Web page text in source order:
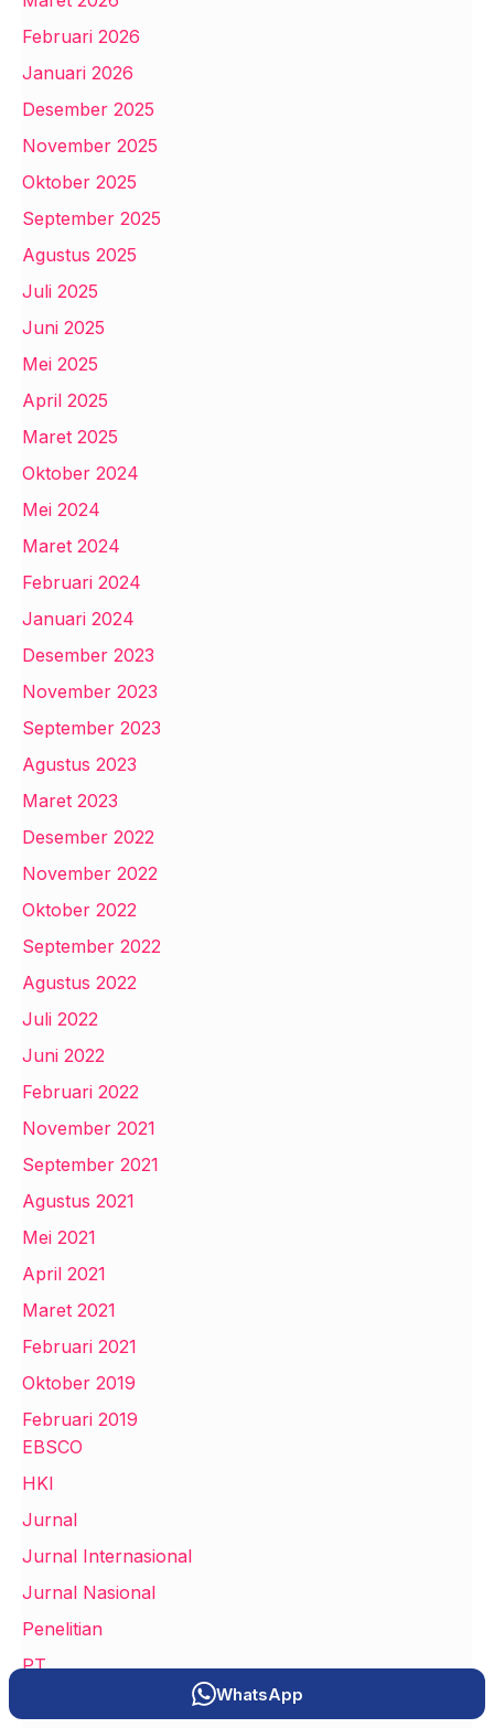
Februari 2026
Januari 2026
Desember 2025
November 2025
Oktober 2025
September 2025
Agustus 2025
Juli 2025
Juni 2025
Mei 2025
April 2025
Maret 2025
Oktober 2024
Mei 2024
Maret 2024
Februari 2024
Januari 2024
Desember 2023
November 2023
September 2023
Agustus 2023
Maret 2023
Desember 2022
November 2022
Oktober 2022
September 2022
Agustus 2022
Juli 2022
Juni 2022
Februari 2022
November 2021
September 2021
Agustus 2021
Mei 2021
April 2021
Maret 2021
Februari 2021
Oktober 2019
Februari 2019
EBSCO
HKI
Jurnal
Jurnal Internasional
Jurnal Nasional
Penelitian
PT
WhatsApp